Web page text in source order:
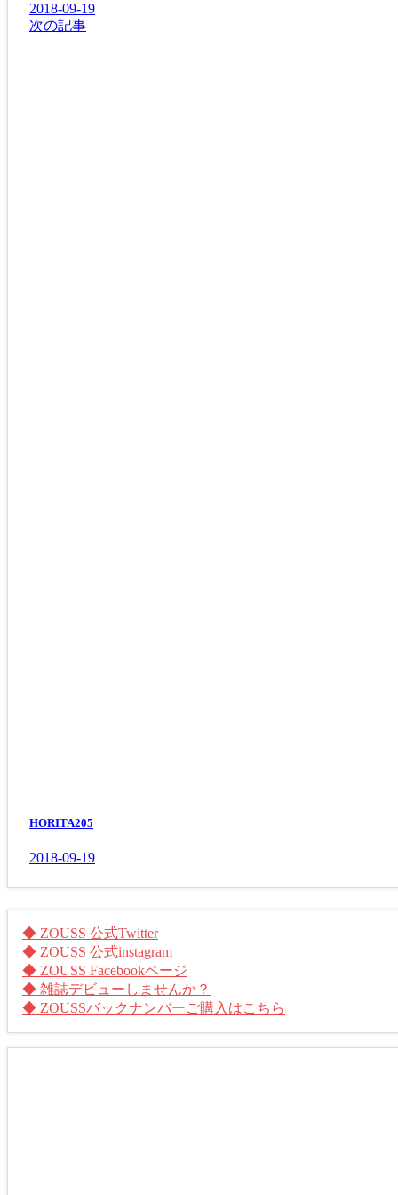
2018-09-19
次の記事
HORITA205
2018-09-19
◆ ZOUSS 公式Twitter
◆ ZOUSS 公式instagram
◆ ZOUSS Facebookページ
◆ 雑誌デビューしませんか？
◆ ZOUSSバックナンバーご購入はこちら